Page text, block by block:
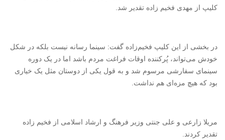
کلیپ از مهدی فخیم زاده تقدیر شد.
در بخشی از این کلیپ فخیم‌زاده گفت: سینما رسانه نیست بلکه در شکل
خودش می‌تواند، پُرکننده اوقات فراغت مردم باشد اما در یک دوره
سینمای سفارشی مرسوم شد و به قول یکی از دوستان مثل یک خیاری
بود که هیچ مزه‌ای هم نداشت.
مریلا زارعی و علی جنتی وزیر فرهنگ و ارشاد اسلامی از فخیم زاده
تقدیر کردند.